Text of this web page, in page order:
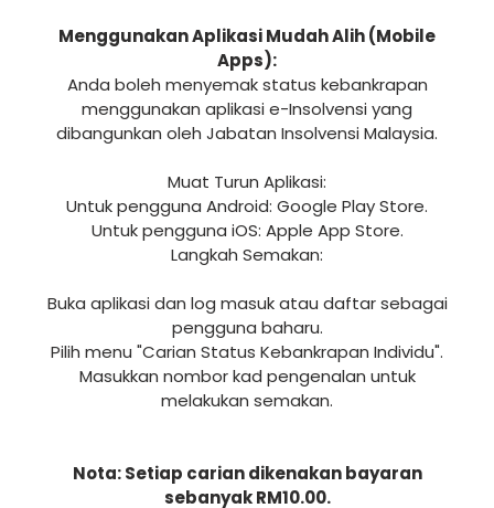
Menggunakan Aplikasi Mudah Alih (Mobile
Apps):
Anda boleh menyemak status kebankrapan
menggunakan aplikasi e-Insolvensi yang
dibangunkan oleh Jabatan Insolvensi Malaysia.
Muat Turun Aplikasi:
Untuk pengguna Android: Google Play Store.
Untuk pengguna iOS: Apple App Store.
Langkah Semakan:
Buka aplikasi dan log masuk atau daftar sebagai
pengguna baharu.
Pilih menu "Carian Status Kebankrapan Individu".
Masukkan nombor kad pengenalan untuk
melakukan semakan.
Nota: Setiap carian dikenakan bayaran
sebanyak RM10.00.